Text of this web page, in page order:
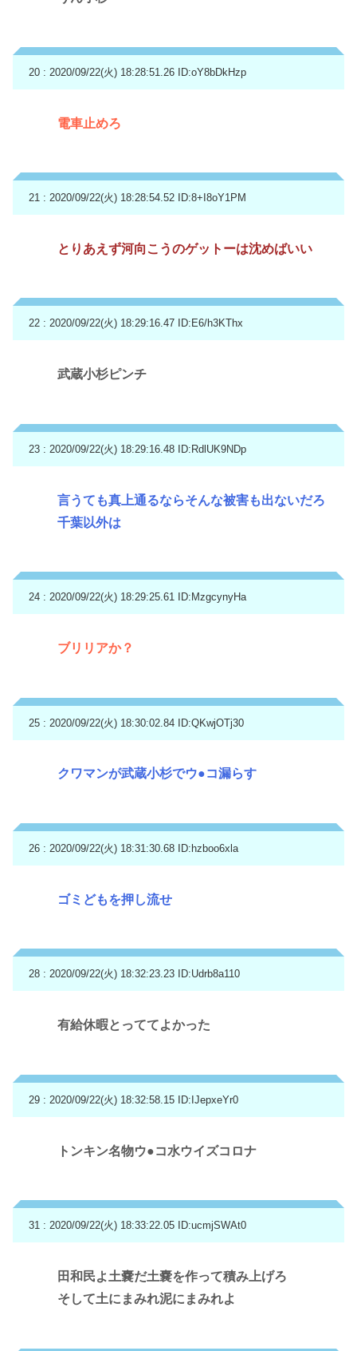
20 : 2020/09/22(火) 18:28:51.26 ID:oY8bDkHzp
電車止めろ
21 : 2020/09/22(火) 18:28:54.52 ID:8+I8oY1PM
とりあえず河向こうのゲットーは沈めばいい
22 : 2020/09/22(火) 18:29:16.47 ID:E6/h3KThx
武蔵小杉ピンチ
23 : 2020/09/22(火) 18:29:16.48 ID:RdlUK9NDp
言うても真上通るならそんな被害も出ないだろ
千葉以外は
24 : 2020/09/22(火) 18:29:25.61 ID:MzgcynyHa
ブリリアか？
25 : 2020/09/22(火) 18:30:02.84 ID:QKwjOTj30
クワマンが武蔵小杉でウ●コ漏らす
26 : 2020/09/22(火) 18:31:30.68 ID:hzboo6xla
ゴミどもを押し流せ
28 : 2020/09/22(火) 18:32:23.23 ID:Udrb8a110
有給休暇とっててよかった
29 : 2020/09/22(火) 18:32:58.15 ID:IJepxeYr0
トンキン名物ウ●コ水ウイズコロナ
31 : 2020/09/22(火) 18:33:22.05 ID:ucmjSWAt0
田和民よ土嚢だ土嚢を作って積み上げろ
そして土にまみれ泥にまみれよ